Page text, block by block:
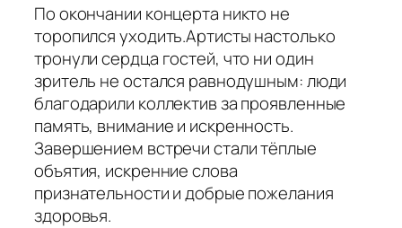
По окончании концерта никто не
торопился уходить.Артисты настолько
тронули сердца гостей, что ни один
зритель не остался равнодушным: люди
благодарили коллектив за проявленные
память, внимание и искренность.
Завершением встречи стали тёплые
объятия, искренние слова
признательности и добрые пожелания
здоровья.